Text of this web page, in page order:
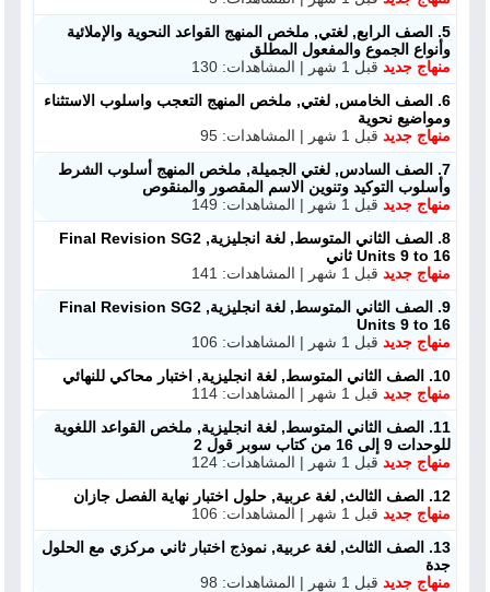
5. الصف الرابع, لغتي, ملخص المنهج القواعد النحوية والإملائية
وأنواع الجموع والمفعول المطلق
منهاج جديد قبل 1 شهر | المشاهدات: 130
6. الصف الخامس, لغتي, ملخص المنهج التعجب واسلوب الاستثناء
ومواضيع نحوية
منهاج جديد قبل 1 شهر | المشاهدات: 95
7. الصف السادس, لغتي الجميلة, ملخص المنهج أسلوب الشرط
وأسلوب التوكيد وتنوين الاسم المقصور والمنقوص
منهاج جديد قبل 1 شهر | المشاهدات: 149
8. الصف الثاني المتوسط, لغة انجليزية, Final Revision SG2
Units 9 to 16 ثاني
منهاج جديد قبل 1 شهر | المشاهدات: 141
9. الصف الثاني المتوسط, لغة انجليزية, Final Revision SG2
Units 9 to 16
منهاج جديد قبل 1 شهر | المشاهدات: 106
10. الصف الثاني المتوسط, لغة انجليزية, اختبار محاكي للنهائي
منهاج جديد قبل 1 شهر | المشاهدات: 114
11. الصف الثاني المتوسط, لغة انجليزية, ملخص القواعد اللغوية
للوحدات 9 إلى 16 من كتاب سوبر قول 2
منهاج جديد قبل 1 شهر | المشاهدات: 124
12. الصف الثالث, لغة عربية, حلول اختبار نهاية الفصل جازان
منهاج جديد قبل 1 شهر | المشاهدات: 106
13. الصف الثالث, لغة عربية, نموذج اختبار ثاني مركزي مع الحلول
جدة
منهاج جديد قبل 1 شهر | المشاهدات: 98